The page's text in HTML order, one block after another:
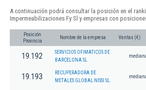
A continuación podrá consultar la posición en el
Impermeabilizaciones Fy Sl y empresas con
Posición
Provincia
Nombre de la empresa Ventas (€)
19.192
SERVICIOS OFIMATICOS DE
BARCELONA SL
19.193
RECUPERADORA DE
METALES GLOBAL NISSI SL.